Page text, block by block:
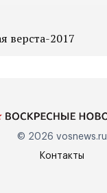
верста-2017
© 2026 vosnews.ru
Контакты